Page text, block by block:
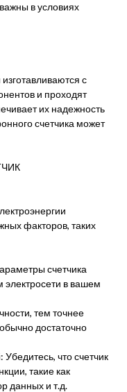
в условиях
с
и проходят
их надежность
счетчика может
факторов, таких
счетчика
электросети в вашем
тем точнее
достаточно
что счетчик
такие как
данных и т.д.